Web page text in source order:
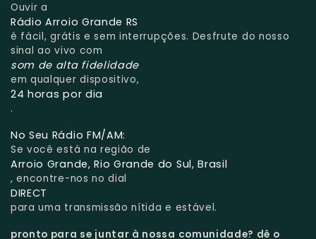
Ouvir a
Rádio Arroio Grande RS
é fácil, grátis e sem interrupções. Desfrute do nosso
sinal ao vivo com
som de alta fidelidade
em qualquer dispositivo,
24 horas por dia
.
No Seu Rádio FM/AM:
Se você está na região de
Arroio Grande, Rio Grande do Sul, Brasil
, encontre-nos no dial
DIRECT
para uma transmissão nítida e estável.
pronto para se juntar à nossa comunidade? dê o